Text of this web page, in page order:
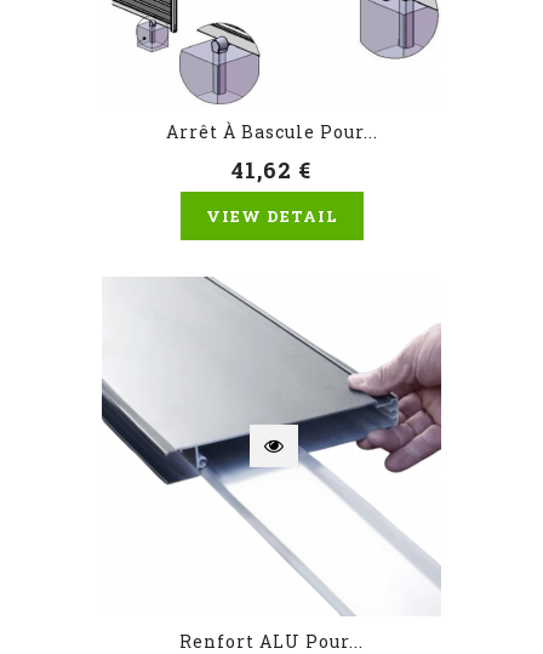
Arrêt À Bascule Pour...
41,62 €
VIEW DETAIL
Renfort ALU Pour...